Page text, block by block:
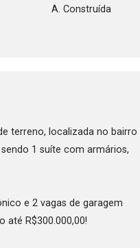
A. Construída
terreno, localizada no bairro
1 suíte com armários,
e 2 vagas de garagem
R$300.000,00!